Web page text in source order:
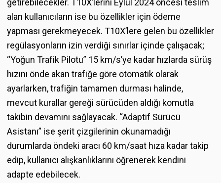
alan kullanıcıların ise bu özellikler için ödeme
yapması gerekmeyecek. T10X’lere gelen bu özellikler
regülasyonların izin verdiği sınırlar içinde çalışacak;
“Yoğun Trafik Pilotu” 15 km/s’ye kadar hızlarda sürüş
hızını önde akan trafiğe göre otomatik olarak
ayarlarken, trafiğin tamamen durması halinde,
mevcut kurallar gereği sürücüden aldığı komutla
takibin devamını sağlayacak. “Adaptif Sürücü
Asistanı” ise şerit çizgilerinin okunamadığı
durumlarda öndeki aracı 60 km/saat hıza kadar takip
edip, kullanıcı alışkanlıklarını öğrenerek kendini
adapte edebilecek.